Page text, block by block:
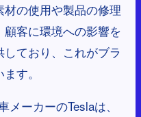
の使用や製品の修理
客に環境への影響を
ており、これがブラ
す。
メーカーのTeslaは、